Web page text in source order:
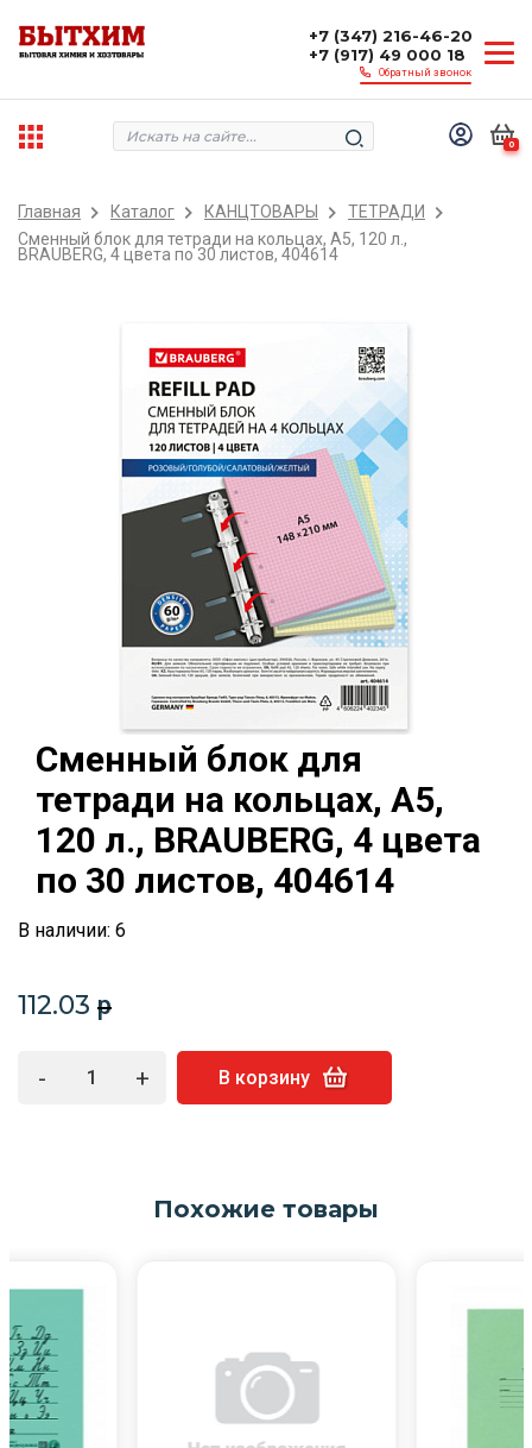
+7 (347) 216-46-20
+7 (917) 49 000 18
Обратный звонок
0
Главная Каталог КАНЦТОВАРЫ
ТЕТРАДИ
Сменный блок для тетради на кольцах, А5, 120 л.,
BRAUBERG, 4 цвета по 30 листов, 404614
Сменный блок для
тетради на кольцах, А5,
120 л., BRAUBERG, 4 цвета
по 30 листов, 404614
В наличии: 6
112.03 p
- + В корзину
Похожие товары